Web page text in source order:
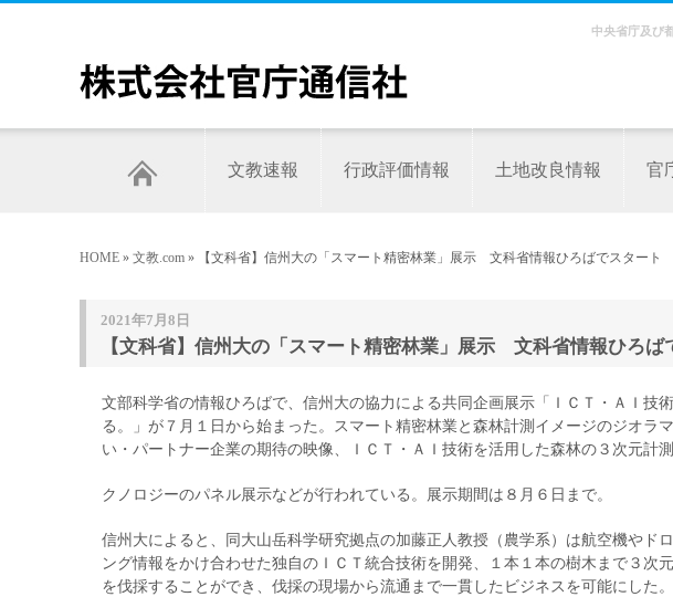
中央省庁及び
文教速報 行政評価情報 土地改良情報 官
HOME » 文教.com » 【文科省】信州大の「スマート精密林業」展示 文科省情報ひろばでスタート
2021年7月8日
【文科省】信州大の「スマート精密林業」展示 文科省情報ひろば
文部科学省の情報ひろばで、信州大の協力による共同企画展示「ＩＣＴ・ＡＩ技
る。」が７月１日から始まった。スマート精密林業と森林計測イメージのジオラ
い・パートナー企業の期待の映像、ＩＣＴ・ＡＩ技術を活用した森林の３次元計
クノロジーのパネル展示などが行われている。展示期間は８月６日まで。
信州大によると、同大山岳科学研究拠点の加藤正人教授（農学系）は航空機やド
ング情報をかけ合わせた独自のＩＣＴ統合技術を開発、１本１本の樹木まで３次
を伐採することができ、伐採の現場から流通まで一貫したビジネスを可能にした。